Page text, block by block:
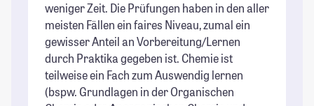
weniger Zeit. Die Prüfungen haben in den aller
meisten Fällen ein faires Niveau, zumal ein
gewisser Anteil an Vorbereitung/Lernen
durch Praktika gegeben ist. Chemie ist
teilweise ein Fach zum Auswendig lernen
(bspw. Grundlagen in der Organischen